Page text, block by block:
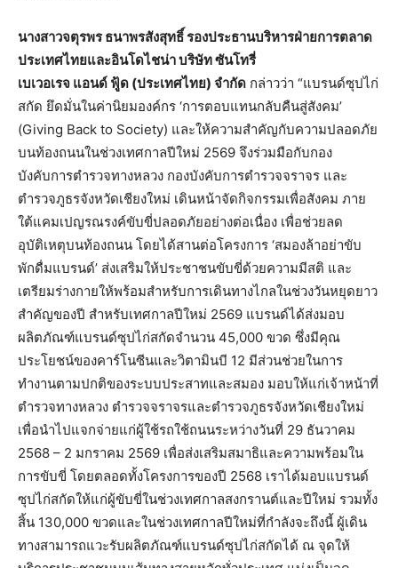
นางสาวจตุรพร ธนาพรสังสุทธิ์รองประธานบริหารฝ่ายการตลาด
ประเทศไทยและอินโดไชน่าบริษัทซันโทรี่
เบเวอเรจ แอนด์ ฟู้ด (ประเทศไทย) จำกัด กล่าวว่า “แบรนด์ซุปไก่
สกัด ยึดมั่นในค่านิยมองค์กร ‘การตอบแทนกลับคืนสู่สังคม’
(Giving Back to Society) และให้ความสำคัญกับความปลอดภัย
บนท้องถนนในช่วงเทศกาลปีใหม่ 2569 จึงร่วมมือกับกอง
บังคับการตำรวจทางหลวง กองบังคับการตำรวจจราจร และ
ตำรวจภูธรจังหวัดเชียงใหม่ เดินหน้าจัดกิจกรรมเพื่อสังคม ภาย
ใต้แคมเปญรณรงค์ขับขี่ปลอดภัยอย่างต่อเนื่อง เพื่อช่วยลด
อุบัติเหตุบนท้องถนน โดยได้สานต่อโครงการ ‘สมองล้าอย่าขับ
พักดื่มแบรนด์’ ส่งเสริมให้ประชาชนขับขี่ด้วยความมีสติ และ
เตรียมร่างกายให้พร้อมสำหรับการเดินทางไกลในช่วงวันหยุดยาว
สำคัญของปี สำหรับเทศกาลปีใหม่ 2569 แบรนด์ได้ส่งมอบ
ผลิตภัณฑ์แบรนด์ซุปไก่สกัดจำนวน 45,000 ขวด ซึ่งมีคุณ
ประโยชน์ของคาร์โนซีนและวิตามินบี 12 มีส่วนช่วยในการ
ทำงานตามปกติของระบบประสาทและสมอง มอบให้แก่เจ้าหน้าที่
ตำรวจทางหลวง ตำรวจจราจรและตำรวจภูธรจังหวัดเชียงใหม่
เพื่อนำไปแจกจ่ายแก่ผู้ใช้รถใช้ถนนระหว่างวันที่ 29 ธันวาคม
2568 – 2 มกราคม 2569 เพื่อส่งเสริมสมาธิและความพร้อมใน
การขับขี่ โดยตลอดทั้งโครงการของปี 2568 เราได้มอบแบรนด์
ซุปไก่สกัดให้แก่ผู้ขับขี่ในช่วงเทศกาลสงกรานต์และปีใหม่ รวมทั้ง
สิ้น 130,000 ขวดและในช่วงเทศกาลปีใหม่ที่กำลังจะถึงนี้ ผู้เดิน
ทางสามารถแวะรับผลิตภัณฑ์แบรนด์ซุปไก่สกัดได้ ณ จุดให้